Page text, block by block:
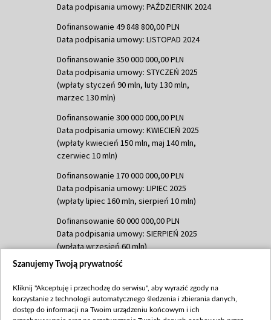
Data podpisania umowy: PAŹDZIERNIK 2024
Dofinansowanie 49 848 800,00 PLN
Data podpisania umowy: LISTOPAD 2024
Dofinansowanie 350 000 000,00 PLN
Data podpisania umowy: STYCZEŃ 2025
(wpłaty styczeń 90 mln, luty 130 mln,
marzec 130 mln)
Dofinansowanie 300 000 000,00 PLN
Data podpisania umowy: KWIECIEŃ 2025
(wpłaty kwiecień 150 mln, maj 140 mln,
czerwiec 10 mln)
Dofinansowanie 170 000 000,00 PLN
Data podpisania umowy: LIPIEC 2025
(wpłaty lipiec 160 mln, sierpień 10 mln)
Dofinansowanie 60 000 000,00 PLN
Data podpisania umowy: SIERPIEŃ 2025
(wpłata wrzesień 60 mln)
Dofinansowanie 635 783 051,21 PLN
(wpłata wrzesień 100 mln, październik 350
mln, listopad 265 mln)
Szanujemy Twoją prywatność
Kliknij "Akceptuję i przechodzę do serwisu", aby wyrazić zgody na
korzystanie z technologii automatycznego śledzenia i zbierania danych,
dostęp do informacji na Twoim urządzeniu końcowym i ich